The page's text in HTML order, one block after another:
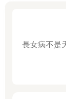
感到不安。其中
斯：「你結婚了
結婚了，但是沒
范斯萊克這樣的
必覺得對任何人
長女病不是